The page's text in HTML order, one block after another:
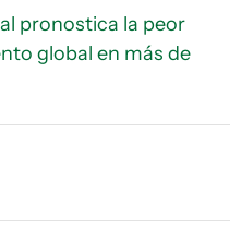
pronostica la peor
global en más de